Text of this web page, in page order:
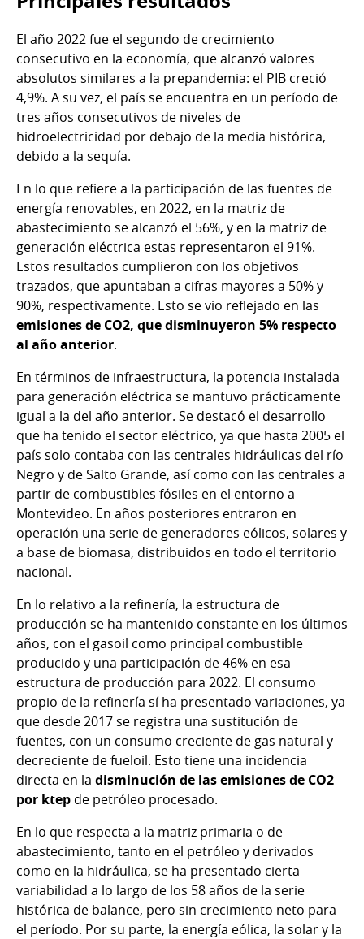
El año 2022 fue el segundo de crecimiento
consecutivo en la economía, que alcanzó valores
absolutos similares a la prepandemia: el PIB creció
4,9%. A su vez, el país se encuentra en un período de
tres años consecutivos de niveles de
hidroelectricidad por debajo de la media histórica,
debido a la sequía.
En lo que refiere a la participación de las fuentes de
energía renovables, en 2022, en la matriz de
abastecimiento se alcanzó el 56%, y en la matriz de
generación eléctrica estas representaron el 91%.
Estos resultados cumplieron con los objetivos
trazados, que apuntaban a cifras mayores a 50% y
90%, respectivamente. Esto se vio reflejado en las
emisiones de CO2, que disminuyeron 5% respecto
al año anterior.
En términos de infraestructura, la potencia instalada
para generación eléctrica se mantuvo prácticamente
igual a la del año anterior. Se destacó el desarrollo
que ha tenido el sector eléctrico, ya que hasta 2005 el
país solo contaba con las centrales hidráulicas del río
Negro y de Salto Grande, así como con las centrales a
partir de combustibles fósiles en el entorno a
Montevideo. En años posteriores entraron en
operación una serie de generadores eólicos, solares y
a base de biomasa, distribuidos en todo el territorio
nacional.
En lo relativo a la refinería, la estructura de
producción se ha mantenido constante en los últimos
años, con el gasoil como principal combustible
producido y una participación de 46% en esa
estructura de producción para 2022. El consumo
propio de la refinería sí ha presentado variaciones, ya
que desde 2017 se registra una sustitución de
fuentes, con un consumo creciente de gas natural y
decreciente de fueloil. Esto tiene una incidencia
directa en la disminución de las emisiones de CO2
por ktep de petróleo procesado.
En lo que respecta a la matriz primaria o de
abastecimiento, tanto en el petróleo y derivados
como en la hidráulica, se ha presentado cierta
variabilidad a lo largo de los 58 años de la serie
histórica de balance, pero sin crecimiento neto para
el período. Por su parte, la energía eólica, la solar y la